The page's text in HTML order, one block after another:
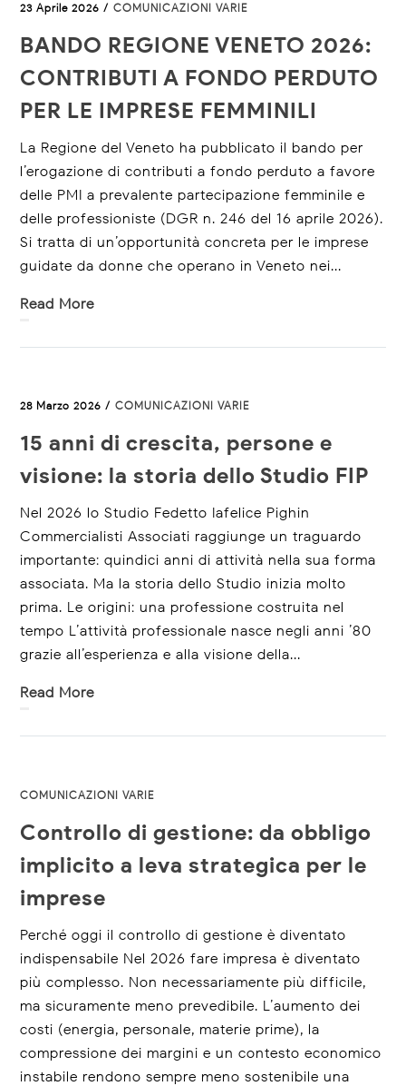
23 Aprile 2026 / COMUNICAZIONI VARIE
BANDO REGIONE VENETO 2026:
CONTRIBUTI A FONDO PERDUTO
PER LE IMPRESE FEMMINILI
La Regione del Veneto ha pubblicato il bando per
l’erogazione di contributi a fondo perduto a favore
delle PMI a prevalente partecipazione femminile e
delle professioniste (DGR n. 246 del 16 aprile 2026).
Si tratta di un’opportunità concreta per le imprese
guidate da donne che operano in Veneto nei...
Read More
28 Marzo 2026 / COMUNICAZIONI VARIE
15 anni di crescita, persone e
visione: la storia dello Studio FIP
Nel 2026 lo Studio Fedetto Iafelice Pighin –
Commercialisti Associati raggiunge un traguardo
importante: quindici anni di attività nella sua forma
associata. Ma la storia dello Studio inizia molto
prima. Le origini: una professione costruita nel
tempo L’attività professionale nasce negli anni ’80
grazie all’esperienza e alla visione della...
Read More
COMUNICAZIONI VARIE
Controllo di gestione: da obbligo
implicito a leva strategica per le
imprese
Perché oggi il controllo di gestione è diventato
indispensabile Nel 2026 fare impresa è diventato
più complesso. Non necessariamente più difficile,
ma sicuramente meno prevedibile. L’aumento dei
costi (energia, personale, materie prime), la
compressione dei margini e un contesto economico
instabile rendono sempre meno sostenibile una